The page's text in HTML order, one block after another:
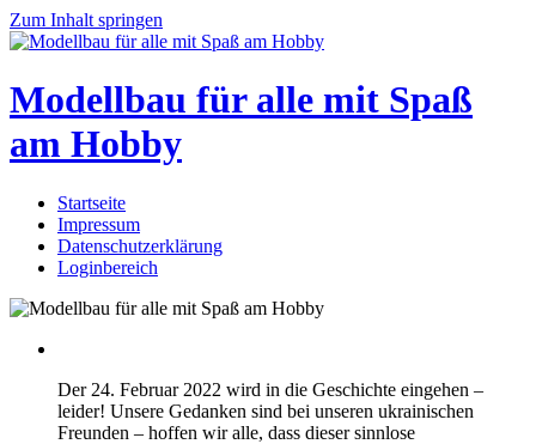
Zum Inhalt springen
Modellbau für alle mit Spaß
am Hobby
Scale
modelling
to
Startseite
Impressum
Datenschutzerklärung
Loginbereich
Der 24. Februar 2022 wird in die Geschichte eingehen –
leider! Unsere Gedanken sind bei unseren ukrainischen
Freunden – hoffen wir alle, dass dieser sinnlose